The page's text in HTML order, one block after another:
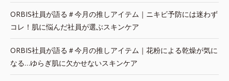
ORBIS社員が語る＃今月の推しアイテム｜ニキビ予防には迷わず
コレ！肌に悩んだ社員が選ぶスキンケア
ORBIS社員が語る＃今月の推しアイテム｜花粉による乾燥が気に
なる…ゆらぎ肌に欠かせないスキンケア